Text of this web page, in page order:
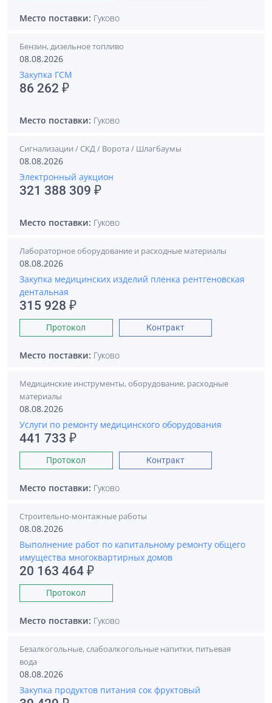
Место поставки: Гуково
Бензин, дизельное топливо
08.08.2026
Закупка ГСМ
86 262 ₽
Место поставки: Гуково
Сигнализации / СКД / Ворота / Шлагбаумы
08.08.2026
Электронный аукцион
321 388 309 ₽
Место поставки: Гуково
Лабораторное оборудование и расходные материалы
08.08.2026
Закупка медицинских изделий пленка рентгеновская
дентальная
315 928 ₽
Протокол Контракт
Место поставки: Гуково
Медицинские инструменты, оборудование, расходные
материалы
08.08.2026
Услуги по ремонту медицинского оборудования
441 733 ₽
Протокол Контракт
Место поставки: Гуково
Строительно-монтажные работы
08.08.2026
Выполнение работ по капитальному ремонту общего
имущества многоквартирных домов
20 163 464 ₽
Протокол
Место поставки: Гуково
Безалкогольные, слабоалкогольные напитки, питьевая
вода
08.08.2026
Закупка продуктов питания сок фруктовый